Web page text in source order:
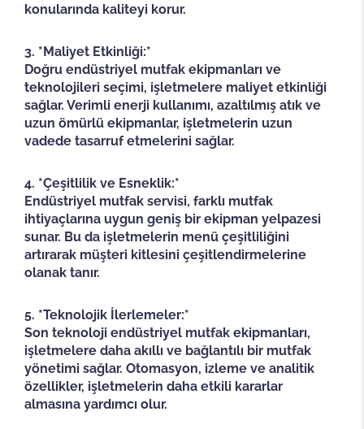
konularında kaliteyi korur.
3. *Maliyet Etkinliği:*
Doğru endüstriyel mutfak ekipmanları ve
teknolojileri seçimi, işletmelere maliyet etkinliği
sağlar. Verimli enerji kullanımı, azaltılmış atık ve
uzun ömürlü ekipmanlar, işletmelerin uzun
vadede tasarruf etmelerini sağlar.
4. *Çeşitlilik ve Esneklik:*
Endüstriyel mutfak servisi, farklı mutfak
ihtiyaçlarına uygun geniş bir ekipman yelpazesi
sunar. Bu da işletmelerin menü çeşitliliğini
artırarak müşteri kitlesini çeşitlendirmelerine
olanak tanır.
5. *Teknolojik İlerlemeler:*
Son teknoloji endüstriyel mutfak ekipmanları,
işletmelere daha akıllı ve bağlantılı bir mutfak
yönetimi sağlar. Otomasyon, izleme ve analitik
özellikler, işletmelerin daha etkili kararlar
almasına yardımcı olur.